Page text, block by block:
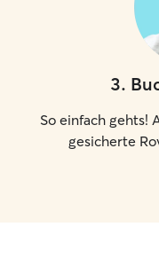
3.
So einfach gehts!
gesicherte